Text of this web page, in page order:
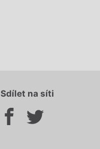
Sdílet na síti